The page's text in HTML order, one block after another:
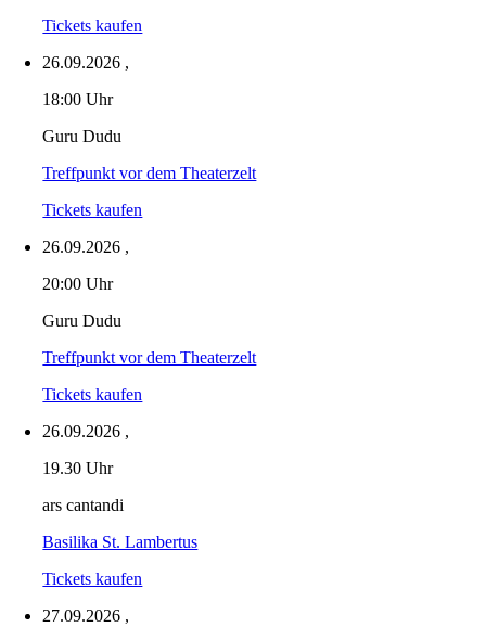
Tickets kaufen
26.09.2026 ,
18:00 Uhr
Guru Dudu
Treffpunkt vor dem Theaterzelt
Tickets kaufen
26.09.2026 ,
20:00 Uhr
Guru Dudu
Treffpunkt vor dem Theaterzelt
Tickets kaufen
26.09.2026 ,
19.30 Uhr
ars cantandi
Basilika St. Lambertus
Tickets kaufen
27.09.2026 ,